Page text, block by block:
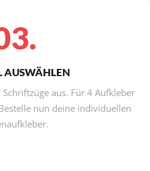
AUSWÄHLEN
aus. Für 4 Aufkleber
nun deine individuellen